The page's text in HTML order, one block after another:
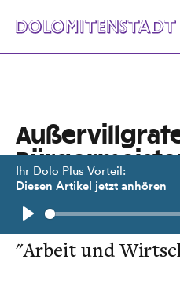
Ihr Dolo Plus Vorteil:
Diesen Artikel jetzt anhören
Play
Mehrheit
Absolute
"Arbeit und